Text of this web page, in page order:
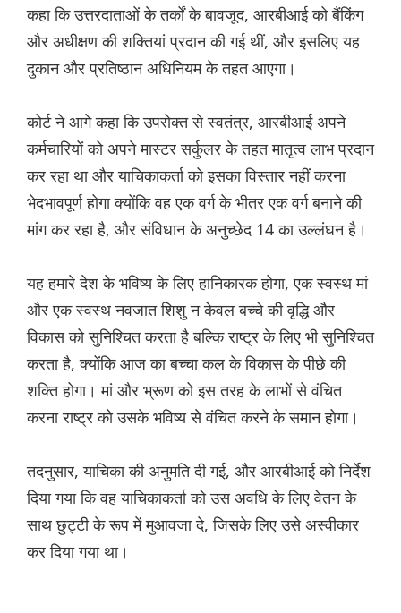
कहा कि उत्तरदाताओं के तर्कों के बावजूद, आरबीआई को बैंकिंग
और अधीक्षण की शक्तियां प्रदान की गई थीं, और इसलिए यह
दुकान और प्रतिष्ठान अधिनियम के तहत आएगा।
कोर्ट ने आगे कहा कि उपरोक्त से स्वतंत्र, आरबीआई अपने
कर्मचारियों को अपने मास्टर सर्कुलर के तहत मातृत्व लाभ प्रदान
कर रहा था और याचिकाकर्ता को इसका विस्तार नहीं करना
भेदभावपूर्ण होगा क्योंकि वह एक वर्ग के भीतर एक वर्ग बनाने की
मांग कर रहा है, और संविधान के अनुच्छेद 14 का उल्लंघन है।
यह हमारे देश के भविष्य के लिए हानिकारक होगा, एक स्वस्थ मां
और एक स्वस्थ नवजात शिशु न केवल बच्चे की वृद्धि और
विकास को सुनिश्चित करता है बल्कि राष्ट्र के लिए भी सुनिश्चित
करता है, क्योंकि आज का बच्चा कल के विकास के पीछे की
शक्ति होगा। मां और भ्रूण को इस तरह के लाभों से वंचित
करना राष्ट्र को उसके भविष्य से वंचित करने के समान होगा।
तदनुसार, याचिका की अनुमति दी गई, और आरबीआई को निर्देश
दिया गया कि वह याचिकाकर्ता को उस अवधि के लिए वेतन के
साथ छुट्टी के रूप में मुआवजा दे, जिसके लिए उसे अस्वीकार
कर दिया गया था।